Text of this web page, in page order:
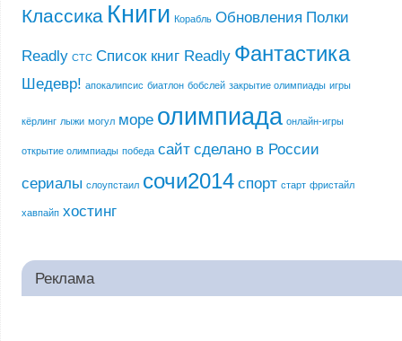
Классика Книги Корабль Обновления Полки
Readly СТС Список книг Readly Фантастика
Шедевр! апокалипсис биатлон бобслей закрытие олимпиады игры
кёрлинг лыжи могул море олимпиада онлайн-игры
открытие олимпиады победа сайт сделано в России
сериалы слоупстаил сочи2014 спорт старт фристайл
хавпайп хостинг
Реклама